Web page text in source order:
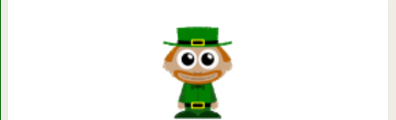
15 улётных кадров, которые